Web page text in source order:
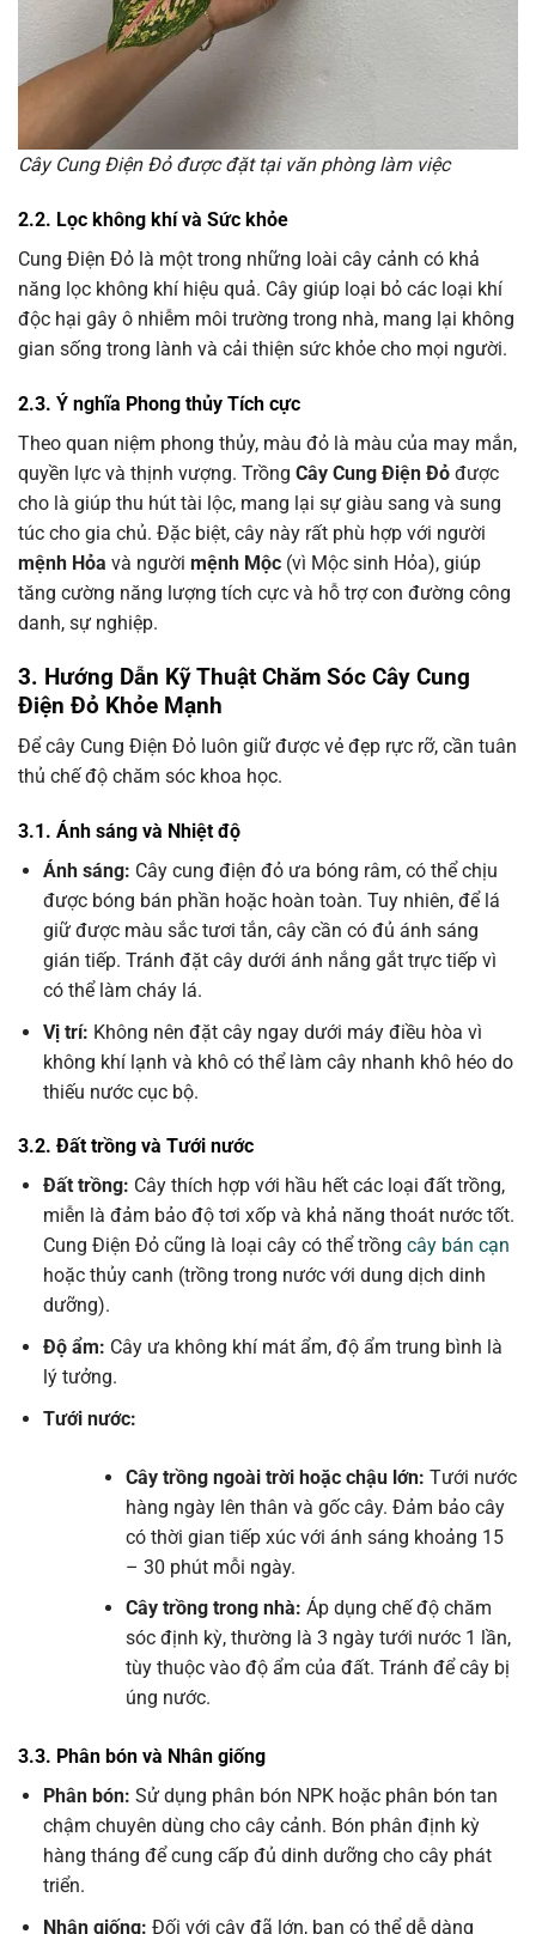
Cây Cung Điện Đỏ được đặt tại văn phòng làm việc
2.2. Lọc không khí và Sức khỏe
Cung Điện Đỏ là một trong những loài cây cảnh có khả
năng lọc không khí hiệu quả. Cây giúp loại bỏ các loại khí
độc hại gây ô nhiễm môi trường trong nhà, mang lại không
gian sống trong lành và cải thiện sức khỏe cho mọi người.
2.3. Ý nghĩa Phong thủy Tích cực
Theo quan niệm phong thủy, màu đỏ là màu của may mắn,
quyền lực và thịnh vượng. Trồng Cây Cung Điện Đỏ được
cho là giúp thu hút tài lộc, mang lại sự giàu sang và sung
túc cho gia chủ. Đặc biệt, cây này rất phù hợp với người
mệnh Hỏa và người mệnh Mộc (vì Mộc sinh Hỏa), giúp
tăng cường năng lượng tích cực và hỗ trợ con đường công
danh, sự nghiệp.
3. Hướng Dẫn Kỹ Thuật Chăm Sóc Cây Cung
Điện Đỏ Khỏe Mạnh
Để cây Cung Điện Đỏ luôn giữ được vẻ đẹp rực rỡ, cần tuân
thủ chế độ chăm sóc khoa học.
3.1. Ánh sáng và Nhiệt độ
Ánh sáng: Cây cung điện đỏ ưa bóng râm, có thể chịu
được bóng bán phần hoặc hoàn toàn. Tuy nhiên, để lá
giữ được màu sắc tươi tắn, cây cần có đủ ánh sáng
gián tiếp. Tránh đặt cây dưới ánh nắng gắt trực tiếp vì
có thể làm cháy lá.
Vị trí: Không nên đặt cây ngay dưới máy điều hòa vì
không khí lạnh và khô có thể làm cây nhanh khô héo do
thiếu nước cục bộ.
3.2. Đất trồng và Tưới nước
Đất trồng: Cây thích hợp với hầu hết các loại đất trồng,
miễn là đảm bảo độ tơi xốp và khả năng thoát nước tốt.
Cung Điện Đỏ cũng là loại cây có thể trồng cây bán cạn
hoặc thủy canh (trồng trong nước với dung dịch dinh
dưỡng).
Độ ẩm: Cây ưa không khí mát ẩm, độ ẩm trung bình là
lý tưởng.
Tưới nước:
Cây trồng ngoài trời hoặc chậu lớn: Tưới nước
hàng ngày lên thân và gốc cây. Đảm bảo cây
có thời gian tiếp xúc với ánh sáng khoảng 15
– 30 phút mỗi ngày.
Cây trồng trong nhà: Áp dụng chế độ chăm
sóc định kỳ, thường là 3 ngày tưới nước 1 lần,
tùy thuộc vào độ ẩm của đất. Tránh để cây bị
úng nước.
3.3. Phân bón và Nhân giống
Phân bón: Sử dụng phân bón NPK hoặc phân bón tan
chậm chuyên dùng cho cây cảnh. Bón phân định kỳ
hàng tháng để cung cấp đủ dinh dưỡng cho cây phát
triển.
Nhân giống: Đối với cây đã lớn, bạn có thể dễ dàng